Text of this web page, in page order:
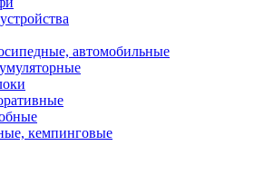
автомобильные
кемпинговые